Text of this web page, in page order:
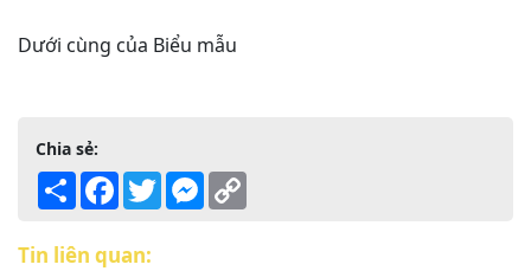
Dưới cùng của Biểu mẫu
Chia sẻ:
Share Facebook
TwitterMessenger
Tin liên quan: